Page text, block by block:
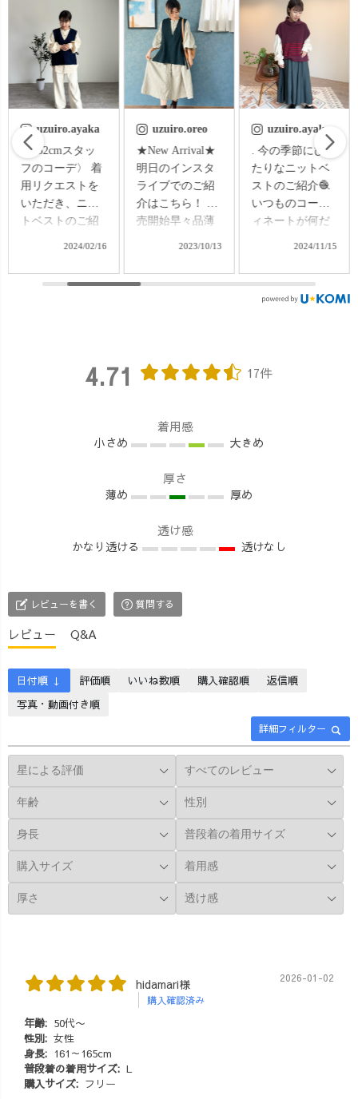
uzuiro.oreo
★New Arrival★
明日のインスタ
ライブでのご紹
介はこちら！ 販
売開始早々品薄
ゼシャツワンピ
秋〜春先まで、
のインスタライ
#秋ワンピ #秋ワ
コーデ #ベスト
コーデ #セット
大人カジュアル
ション
2023/10/13
uzuiro.ayaka
. 今の季節にぴっ
たりなニットベ
ストのご紹介🧶
いつものコーデ
ィネートが何だ
ードするだけ
く、 軽量なので
重ね着しても肩
り嬉しいポイン
トです◎ パンツ
ワンピースでも
何にでも相性ぴ
いつもコーディ
ネートにぜひプ
ださい✨ #uzuiro
#uzuirocode #ニ
ーデ #草木染め #
2024/11/15
uzuiro.oreo
🐙大阪の展示会
へGO!!🐙 今日は
お休みの日なの
で、裁断機の
CADCAMを見
アップサイクル
ハイネックとノ
合わせて、がら
スト、素敵！
もちろんです
ただけるって、
すごく光栄で嬉
しかったです😆
示会では、最新
い!! 見れば見る
良い！コレも良
誰でも裁断でき
2024/11/28
4.71 17件
着用感
小さめ 大きめ
厚さ
薄め 厚め
透け感
かなり透ける 透けなし
レビューを書く 質問する
レビュー Q&A
詳細フィルター
日付順 ↓ 評価順 いいね数順 購入確認順
返信順
写真・動画付き順
hidamari様
購入確認済み
2026-01-02
年齢: 50代〜
性別: 女性
身長: 161～165cm
普段着の着用サイズ: L
購入サイズ: フリー